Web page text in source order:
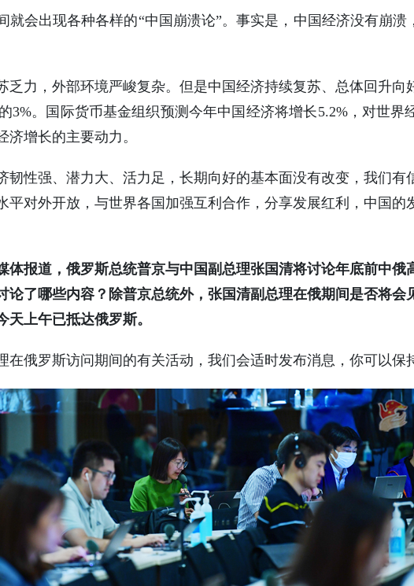
就会出现各种各样的“中国崩溃论”。事实是，中国经济没有崩溃
乏力，外部环境严峻复杂。但是中国经济持续复苏、总体回升向
3%。国际货币基金组织预测今年中国经济将增长5.2%，对世界
增长的主要动力。
韧性强、潜力大、活力足，长期向好的基本面没有改变，我们有
平对外开放，与世界各国加强互利合作，分享发展红利，中国的
体报道，俄罗斯总统普京与中国副总理张国清将讨论年底前中俄
论了哪些内容？除普京总统外，张国清副总理在俄期间是否将会
上午已抵达俄罗斯。
在俄罗斯访问期间的有关活动，我们会适时发布消息，你可以保